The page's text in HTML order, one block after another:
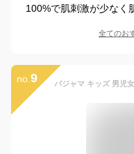
100%で肌刺激が少なく
全てのお
no. 9